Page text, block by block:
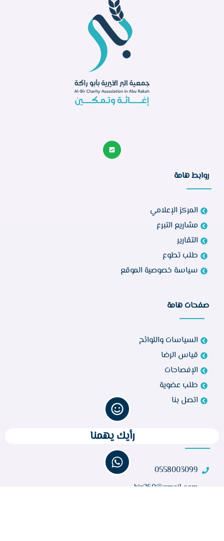
روابط هامة
المركز الإعلامي
مشاريع التبرع
التقارير
طلب تطوع
سياسة خصوصية الموقع
صفحات هامة
السياسات واللوائح
قياس الرضا
الإفصاحات
طلب عضوية
اتصل بنا
0558003099
bir260@gmail.com
رأيك يهمنا